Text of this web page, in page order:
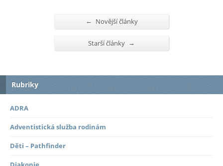
← Novější články
Starší články →
Rubriky
ADRA
Adventistická služba rodinám
Děti – Pathfinder